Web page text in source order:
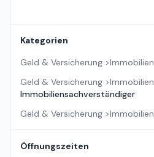
Kategorien
Geld & Versicherung >Immobilien
Geld & Versicherung >Immobilien
Immobiliensachverständiger
Geld & Versicherung >Immobilien
Öffnungszeiten